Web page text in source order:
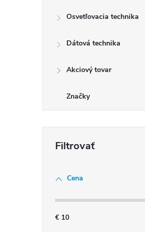
Osvetľovacia technika
Dátová technika
Akciový tovar
Značky
Cena
€ 10